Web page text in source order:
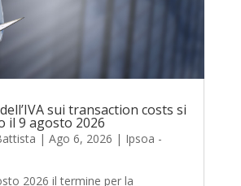
sui transaction costs si
il 9 agosto 2026
| Ago 6, 2026 | Ipsoa -
2026 il termine per la